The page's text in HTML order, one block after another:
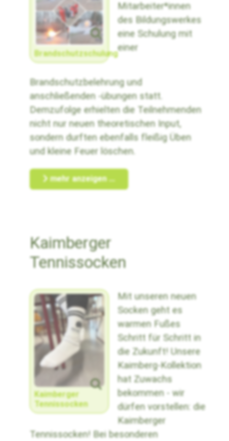
Brandschutzschulung
Mitarbeiter*innen
des Bildungswerkes
eine Schulung mit
einer
Brandschutzbelehrung und
anschließenden -übungen statt.
Demzufolge erhielten die Teilnehmenden
nicht nur neuen theoretischen Input,
sondern durften ebenfalls fleißig Üben
und kleine Feuer löschen.
mehr anzeigen ...
Kaimberger
Tennissocken
Kaimberger
Tennissocken
Mit unseren neuen
Socken geht es
warmen Fußes
Schritt für Schritt in
die Zukunft! Unsere
Kaimberg-Kollektion
hat Zuwachs
bekommen - wir
dürfen vorstellen: die
Kaimberger
Tennissocken! Bei besonderen